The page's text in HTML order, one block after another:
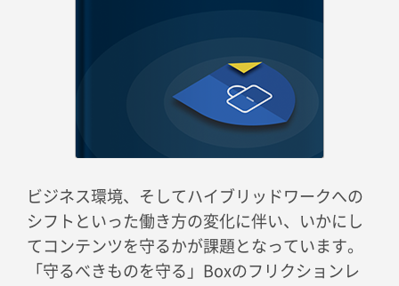
ビジネス環境、そしてハイブリッドワークへの
シフトといった働き方の変化に伴い、いかにし
てコンテンツを守るかが課題となっています。
「守るべきものを守る」Boxのフリクションレ